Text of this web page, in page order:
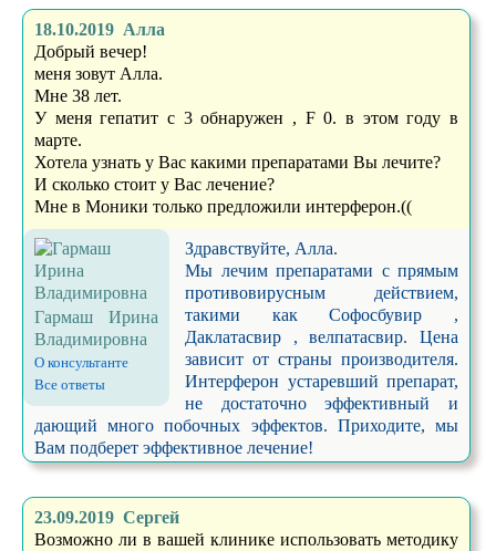
18.10.2019 Алла
Добрый вечер!
меня зовут Алла.
Мне 38 лет.
У меня гепатит с 3 обнаружен , F 0. в этом году в
марте.
Хотела узнать у Вас какими препаратами Вы лечите?
И сколько стоит у Вас лечение?
Мне в Моники только предложили интерферон.((
Гармаш Ирина
Владимировна
О консультанте
Все ответы
Здравствуйте, Алла.
Мы лечим препаратами с прямым
противовирусным действием,
такими как Софосбувир ,
Даклатасвир , велпатасвир. Цена
зависит от страны производителя.
Интерферон устаревший препарат,
не достаточно эффективный и
дающий много побочных эффектов. Приходите, мы
Вам подберет эффективное лечение!
23.09.2019 Сергей
Возможно ли в вашей клинике использовать методику